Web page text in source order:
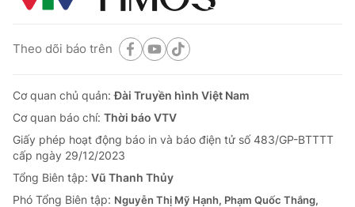
Theo dõi báo trên
Cơ quan chủ quản:Đài Truyền hình Việt Nam
Cơ quan báo chí: Thời báo VTV
Giấy phép hoạt động báo in và báo điện tử số 483/GP-BTTTT
cấp ngày 29/12/2023
Tổng Biên tập: Vũ Thanh Thủy
Phó Tổng Biên tập: Nguyễn Thị Mỹ Hạnh, Phạm Quốc Thắng,